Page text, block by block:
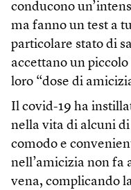
conducono
ma fanno un test a
particolare stato di
accettano un
loro “dose di
Il covid-19 ha
nella vita di alcuni di
comodo e
nell’amicizia non fa
vena, complicando